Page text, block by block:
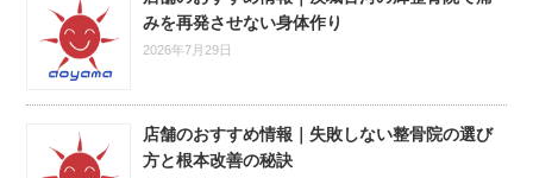
みを再発させない身体作り
2026年7月29日
店舗のおすすめ情報｜失敗しない整骨院の選び
方と根本改善の秘訣